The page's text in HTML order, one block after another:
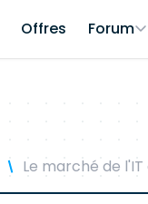
Offres Forum
Le marché de